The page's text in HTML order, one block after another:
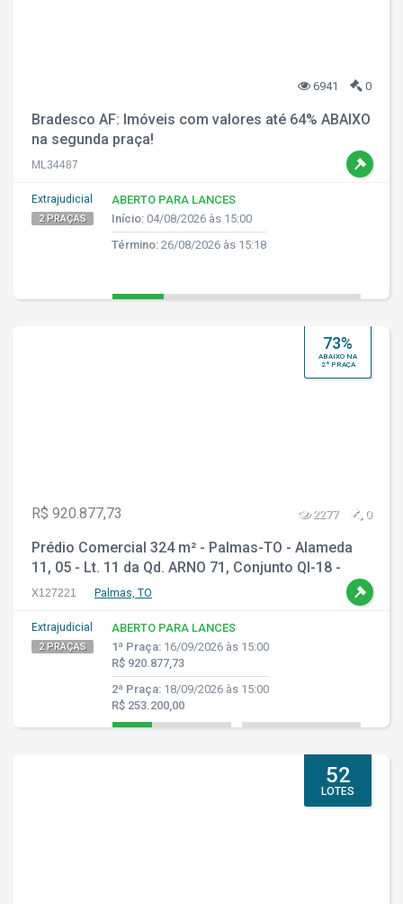
6941 0
Bradesco AF: Imóveis com valores até 64% ABAIXO
na segunda praça!
ML34487
Extrajudicial
2 PRAÇAS
ABERTO PARA LANCES
Início: 04/08/2026 às 15:00
Término: 26/08/2026 às 15:18
73%
ABAIXO NA
2ª PRAÇA
R$ 920.877,73 2277 0
Prédio Comercial 324 m² - Palmas-TO - Alameda
11, 05 - Lt. 11 da Qd. ARNO 71, Conjunto QI-18 -
Plano Diretor Norte
X127221 Palmas, TO
Extrajudicial
2 PRAÇAS
ABERTO PARA LANCES
1ª Praça: 16/09/2026 às 15:00
R$ 920.877,73
2ª Praça: 18/09/2026 às 15:00
R$ 253.200,00
52
LOTES